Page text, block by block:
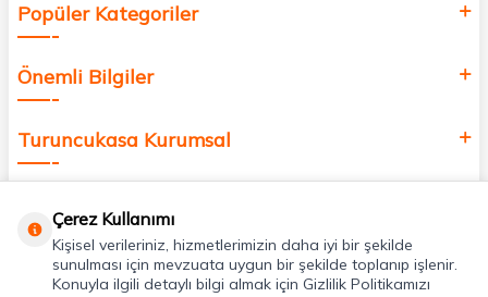
Popüler Kategoriler
Önemli Bilgiler
Turuncukasa Kurumsal
Uygulamalarımız
Çerez Kullanımı
Kişisel verileriniz, hizmetlerimizin daha iyi bir şekilde
sunulması için mevzuata uygun bir şekilde toplanıp işlenir.
Konuyla ilgili detaylı bilgi almak için Gizlilik Politikamızı